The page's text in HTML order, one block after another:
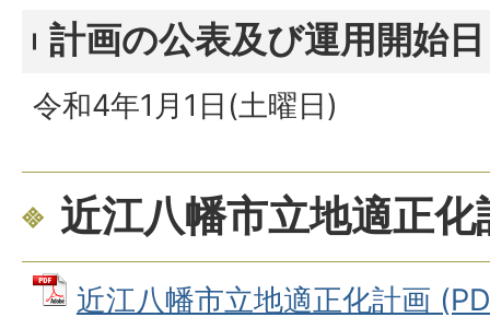
計画の公表及び運用開始日
令和4年1月1日(土曜日)
近江八幡市立地適正化
近江八幡市立地適正化計画